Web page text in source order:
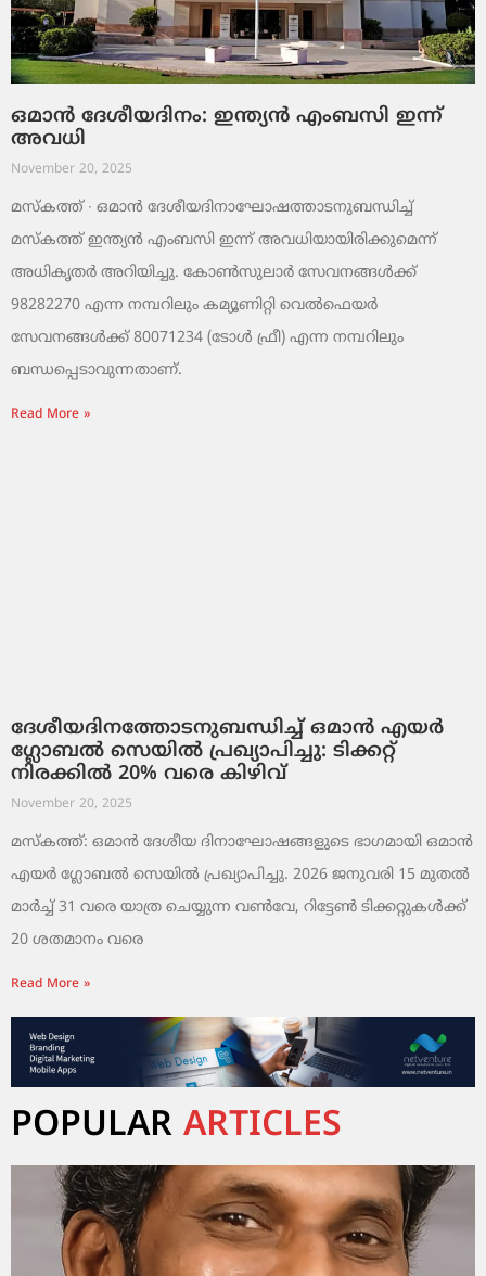
ഒമാൻ ദേശീയദിനം: ഇന്ത്യൻ എംബസി ഇന്ന്
അവധി
November 20, 2025
മസ്‌കത്ത് ∙ ഒമാൻ ദേശീയദിനാഘോഷത്താടനുബന്ധിച്ച്
മസ്‌കത്ത് ഇന്ത്യൻ എംബസി ഇന്ന് അവധിയായിരിക്കുമെന്ന്
അധികൃതർ അറിയിച്ചു. കോൺസുലാർ സേവനങ്ങൾക്ക്
98282270 എന്ന നമ്പറിലും കമ്യൂണിറ്റി വെൽഫെയർ
സേവനങ്ങൾക്ക് 80071234 (ടോൾ ഫ്രീ) എന്ന നമ്പറിലും
ബന്ധപ്പെടാവുന്നതാണ്.
Read More »
ദേശീയദിനത്തോടനുബന്ധിച്ച് ഒമാൻ എയർ
ഗ്ലോബൽ സെയിൽ പ്രഖ്യാപിച്ചു: ടിക്കറ്റ്
നിരക്കിൽ 20% വരെ കിഴിവ്
November 20, 2025
മസ്‌കത്ത്: ഒമാൻ ദേശീയ ദിനാഘോഷങ്ങളുടെ ഭാഗമായി ഒമാൻ
എയർ ഗ്ലോബൽ സെയിൽ പ്രഖ്യാപിച്ചു. 2026 ജനുവരി 15 മുതൽ
മാർച്ച് 31 വരെ യാത്ര ചെയ്യുന്ന വൺവേ, റിട്ടേൺ ടിക്കറ്റുകൾക്ക്
20 ശതമാനം വരെ
Read More »
POPULAR ARTICLES